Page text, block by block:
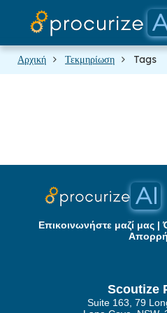
Οι
Αρχική Τεκμηρίωση Tags
Επικοινωνήστε μαζί μας |
Scoutize
Suite 163, 79